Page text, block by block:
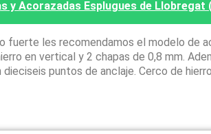
y Acorazadas Esplugues de
fuerte les recomendamos el modelo de
en vertical y 2 chapas de 0,8 mm.
dieciseis puntos de anclaje. Cerco de